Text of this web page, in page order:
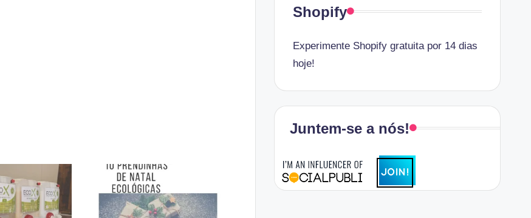
Shopify
Experimente Shopify gratuita por 14 dias
hoje!
Juntem-se a nós!